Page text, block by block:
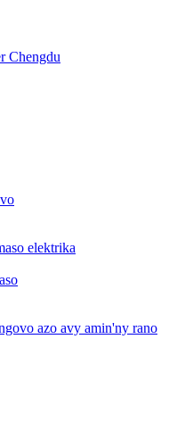
elektrika
azo avy amin'ny rano